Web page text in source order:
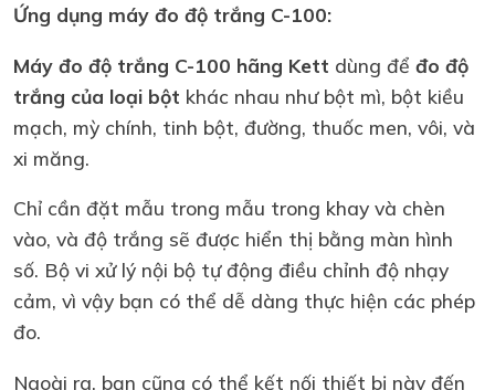
Ứng dụng máy đo độ trắng C-100:
Máy đo độ trắng C-100 hãng Kett dùng để đo độ
trắng của loại bột khác nhau như bột mì, bột kiều
mạch, mỳ chính, tinh bột, đường, thuốc men, vôi, và
xi măng.
Chỉ cần đặt mẫu trong mẫu trong khay và chèn
vào, và độ trắng sẽ được hiển thị bằng màn hình
số. Bộ vi xử lý nội bộ tự động điều chỉnh độ nhạy
cảm, vì vậy bạn có thể dễ dàng thực hiện các phép
đo.
Ngoài ra, bạn cũng có thể kết nối thiết bị này đến